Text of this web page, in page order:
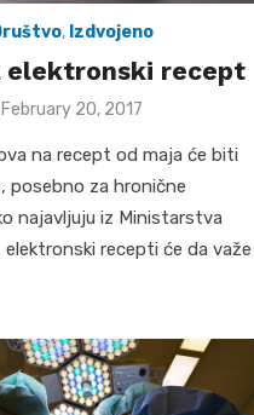
, Izdvojeno
elektronski recept
Posted
February 20, 2017
na recept od maja će biti
posebno za hronične
najavljuju iz Ministarstva
elektronski recepti će da važe